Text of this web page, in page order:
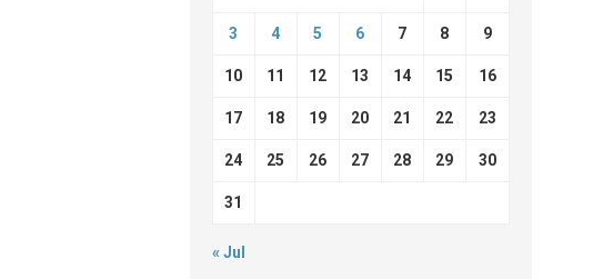
3 4 5 6 7 8 9
10 11 12 13 14 15 16
17 18 19 20 21 22 23
24 25 26 27 28 29 30
31
« Jul